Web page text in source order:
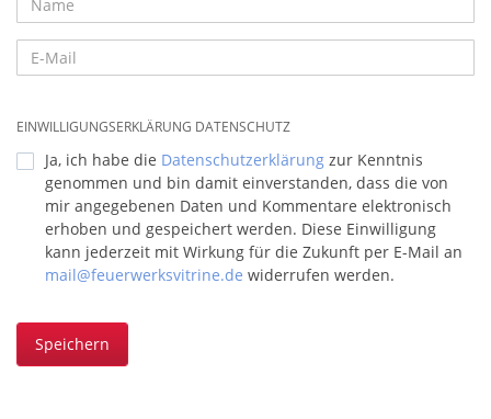
EINWILLIGUNGSERKLÄRUNG DATENSCHUTZ
Ja, ich habe die Datenschutzerklärung zur Kenntnis
genommen und bin damit einverstanden, dass die von
mir angegebenen Daten und Kommentare elektronisch
erhoben und gespeichert werden. Diese Einwilligung
kann jederzeit mit Wirkung für die Zukunft per E-Mail an
mail@feuerwerksvitrine.de widerrufen werden.
Speichern